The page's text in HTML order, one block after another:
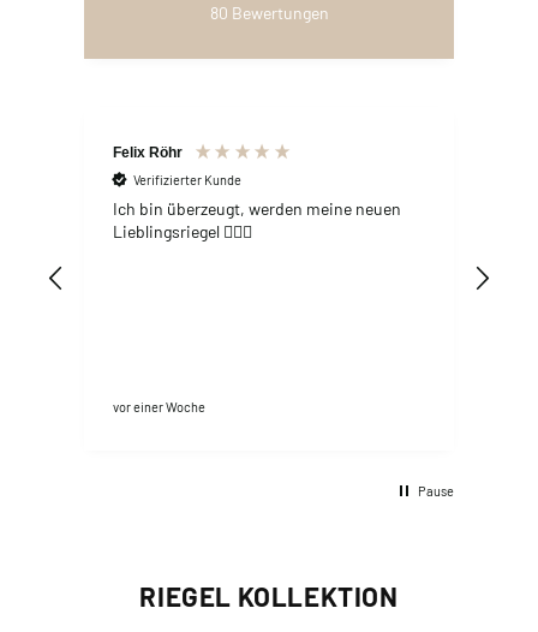
80 Bewertungen
Felix Röhr
Verifizierter Kunde
Ich bin überzeugt, werden meine neuen
Lieblingsriegel 👍🏻😊
vor einer Woche
Pause
RIEGEL KOLLEKTION